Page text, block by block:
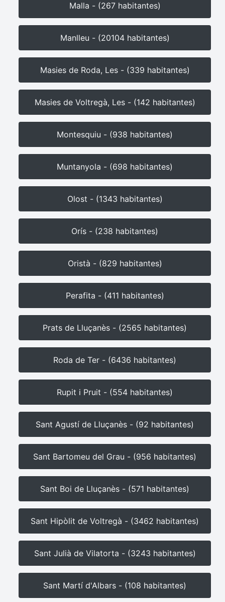
Malla - (267 habitantes)
Manlleu - (20104 habitantes)
Masies de Roda, Les - (339 habitantes)
Masies de Voltregà, Les - (142 habitantes)
Montesquiu - (938 habitantes)
Muntanyola - (698 habitantes)
Olost - (1343 habitantes)
Orís - (238 habitantes)
Oristà - (829 habitantes)
Perafita - (411 habitantes)
Prats de Lluçanès - (2565 habitantes)
Roda de Ter - (6436 habitantes)
Rupit i Pruit - (554 habitantes)
Sant Agustí de Lluçanès - (92 habitantes)
Sant Bartomeu del Grau - (956 habitantes)
Sant Boi de Lluçanès - (571 habitantes)
Sant Hipòlit de Voltregà - (3462 habitantes)
Sant Julià de Vilatorta - (3243 habitantes)
Sant Martí d'Albars - (108 habitantes)